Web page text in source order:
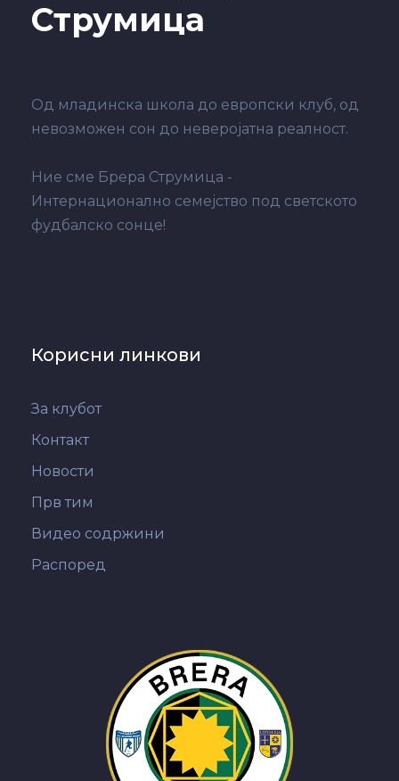
Струмица
Од младинска школа до европски клуб, од
невозможен сон до неверојатна реалност.
Ние сме Брера Струмица -
Интернационално семејство под светското
фудбалско сонце!
Корисни линкови
За клубот
Контакт
Новости
Прв тим
Видео содржини
Распоред